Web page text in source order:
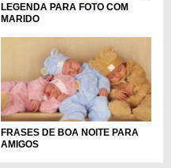
LEGENDA PARA FOTO COM
MARIDO
FRASES DE BOA NOITE PARA
AMIGOS